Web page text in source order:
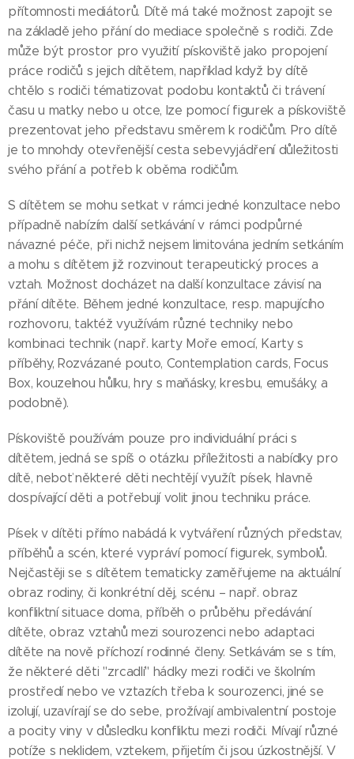
přítomnosti mediátorů. Dítě má také možnost zapojit se
na základě jeho přání do mediace společně s rodiči. Zde
může být prostor pro využití pískoviště jako propojení
práce rodičů s jejich dítětem, například když by dítě
chtělo s rodiči tématizovat podobu kontaktů či trávení
času u matky nebo u otce, lze pomocí figurek a pískoviště
prezentovat jeho představu směrem k rodičům. Pro dítě
je to mnohdy otevřenější cesta sebevyjádření důležitosti
svého přání a potřeb k oběma rodičům.
S dítětem se mohu setkat v rámci jedné konzultace nebo
případně nabízím další setkávání v rámci podpůrné
návazné péče, při nichž nejsem limitována jedním setkáním
a mohu s dítětem již rozvinout terapeutický proces a
vztah. Možnost docházet na další konzultace závisí na
přání dítěte. Během jedné konzultace, resp. mapujícího
rozhovoru, taktéž využívám různé techniky nebo
kombinaci technik (např. karty Moře emocí, Karty s
příběhy, Rozvázané pouto, Contemplation cards, Focus
Box, kouzelnou hůlku, hry s maňásky, kresbu, emušáky, a
podobně).
Pískoviště používám pouze pro individuální práci s
dítětem, jedná se spíš o otázku příležitosti a nabídky pro
dítě, neboť některé děti nechtějí využít písek, hlavně
dospívající děti a potřebují volit jinou techniku práce.
Písek v dítěti přímo nabádá k vytváření různých představ,
příběhů a scén, které vypráví pomocí figurek, symbolů.
Nejčastěji se s dítětem tematicky zaměřujeme na aktuální
obraz rodiny, či konkrétní děj, scénu – např. obraz
konfliktní situace doma, příběh o průběhu předávání
dítěte, obraz vztahů mezi sourozenci nebo adaptaci
dítěte na nově příchozí rodinné členy. Setkávám se s tím,
že některé děti "zrcadlí" hádky mezi rodiči ve školním
prostředí nebo ve vztazích třeba k sourozenci, jiné se
izolují, uzavírají se do sebe, prožívají ambivalentní postoje
a pocity viny v důsledku konfliktu mezi rodiči. Mívají různé
potíže s neklidem, vztekem, přijetím či jsou úzkostnější. V